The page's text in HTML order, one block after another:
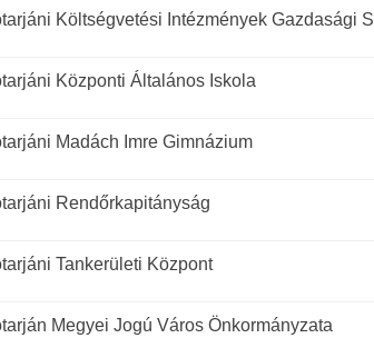
Költségvetési Intézmények Gazdasági
Központi Általános Iskola
Madách Imre Gimnázium
Rendőrkapitányság
Tankerületi Központ
Megyei Jogú Város Önkormányzata